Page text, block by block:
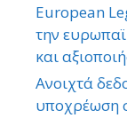
European
την
και
Ανοιχτά
υποχρέωση